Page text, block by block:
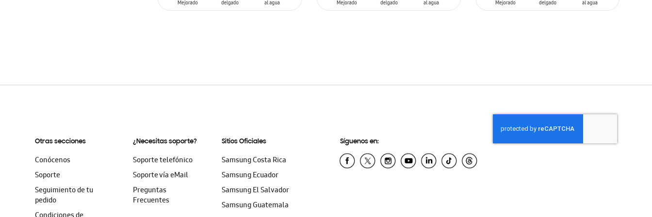
SIN
Otras secciones
Conócenos
Soporte
Seguimiento de tu
pedido
¿Necesitas soporte?
Soporte telefónico
Soporte vía eMail
Preguntas
Frecuentes
Sitios Oficiales
Samsung Costa Rica
Samsung Ecuador
Samsung El Salvador
Samsung Guatemala
Síguenos en: